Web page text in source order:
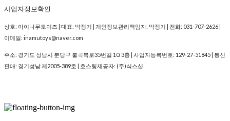
사업자정보확인
상호: 아이나무토이즈 | 대표: 박정기 | 개인정보관리책임자: 박정기 | 전화: 031-707-2626 |
이메일: inamutoys@naver.com
주소: 경기도 성남시 분당구 불곡북로35번길 10. 3층 | 사업자등록번호: 129-27-51845 | 통신
판매: 경기성남 제2005-389호 | 호스팅제공자: (주)식스샵